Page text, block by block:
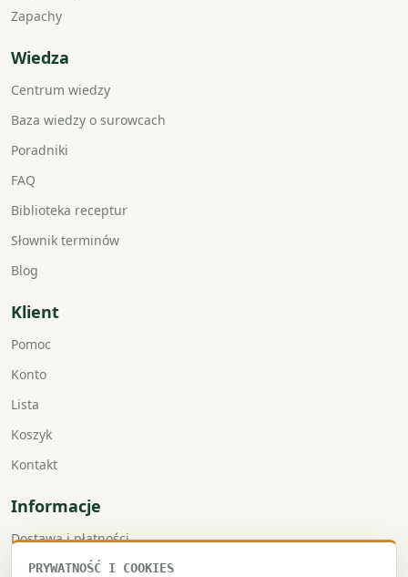
Zapachy
Wiedza
Centrum wiedzy
Baza wiedzy o surowcach
Poradniki
FAQ
Biblioteka receptur
Słownik terminów
Blog
Klient
Pomoc
Konto
Lista
Koszyk
Kontakt
Informacje
Dostawa i płatności
Faktury VAT
PRYWATNOŚĆ I COOKIES